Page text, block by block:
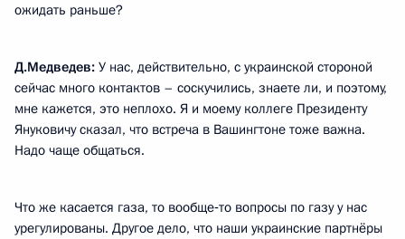
ожидать раньше?
Д.Медведев: У нас, действительно, с украинской стороной
сейчас много контактов – соскучились, знаете ли, и поэтому,
мне кажется, это неплохо. Я и моему коллеге Президенту
Януковичу сказал, что встреча в Вашингтоне тоже важна.
Надо чаще общаться.
Что же касается газа, то вообще‑то вопросы по газу у нас
урегулированы. Другое дело, что наши украинские партнёры